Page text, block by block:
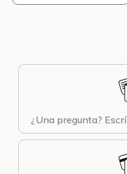
¿Una pregunta?